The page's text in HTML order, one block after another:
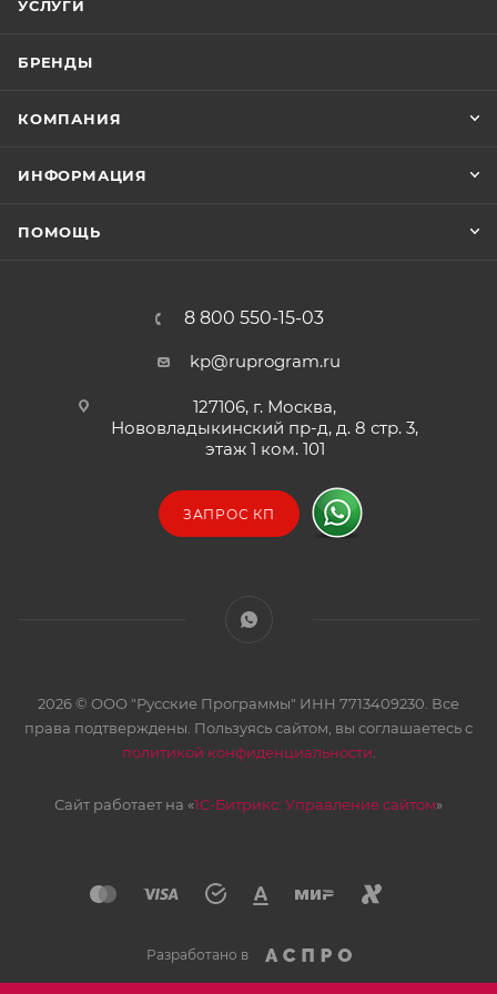
давления, а также выдержат вибрационную и
УСЛУГИ
БРЕНДЫ
КОМПАНИЯ
ИНФОРМАЦИЯ
ПОМОЩЬ
8 800 550-15-03
kp@ruprogram.ru
127106, г. Москва,
Нововладыкинский пр-д, д. 8 стр. 3,
этаж 1 ком. 101
ЗАПРОС КП
2026 © ООО "Русские Программы" ИНН 7713409230. Все
права подтверждены. Пользуясь сайтом, вы соглашаетесь с
политикой конфиденциальности
Сайт работает на «1С-Битрикс: Управление сайтом»
Разработано в